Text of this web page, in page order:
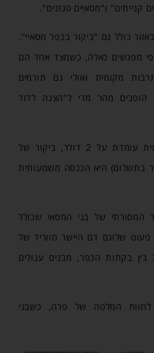
ו"מסאיים טנזנים".
כולל גם "ביקור בכפר מסאיי".
מפגשים כאלה, כשמצד אחד הם
מקומית ואולי גם תורמים
הופכים מהר מדי ל"הצגה לדוד
במקום בו ההכנסה היומית עומדת על 2 דולר, ביקור של
בתשלום) היא הכנסה משמעותית
המסורתי של בני המסאי שכולל
פעוט שלוגם דם היישר מווריד של
בין בקתות הכפר, מבנים עגולים
לחוות המלטה של פרה, כשבני